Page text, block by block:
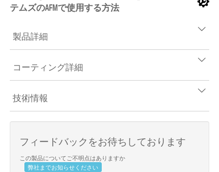
テムズのAFMで使用する方法
製品詳細
コーティング詳細
技術情報
フィードバックをお待ちしております
この製品についてご不明点はありますか
弊社までお知らせください